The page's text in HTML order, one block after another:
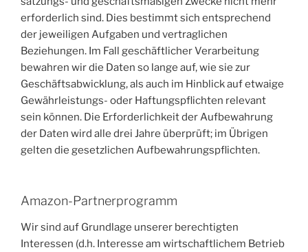
erforderlich sind. Dies bestimmt sich entsprechend
der jeweiligen Aufgaben und vertraglichen
Beziehungen. Im Fall geschäftlicher Verarbeitung
bewahren wir die Daten so lange auf, wie sie zur
Geschäftsabwicklung, als auch im Hinblick auf etwaige
Gewährleistungs- oder Haftungspflichten relevant
sein können. Die Erforderlichkeit der Aufbewahrung
der Daten wird alle drei Jahre überprüft; im Übrigen
gelten die gesetzlichen Aufbewahrungspflichten.
Amazon-Partnerprogramm
Wir sind auf Grundlage unserer berechtigten
Interessen (d.h. Interesse am wirtschaftlichem Betrieb